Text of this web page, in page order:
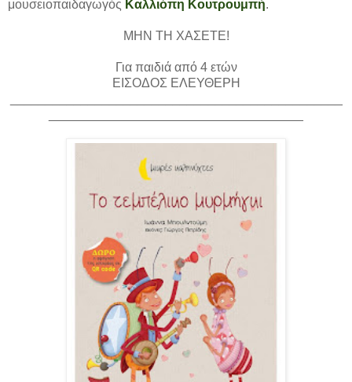
μουσειοπαιδαγωγός Καλλιόπη Κουτρουμπή.
ΜΗΝ ΤΗ ΧΑΣΕΤΕ!
Για παιδιά από 4 ετών
ΕΙΣΟΔΟΣ ΕΛΕΥΘΕΡΗ